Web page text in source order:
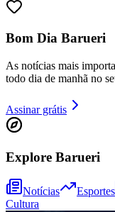
Bragantino
Bom Dia Barueri
As notícias mais
todo dia de manhã no
Assinar grátis
Explore Barueri
Notícias Esportes
Cultura